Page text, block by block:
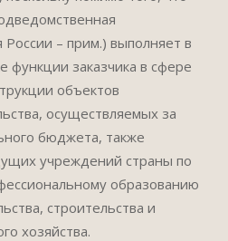
– прим.) выполняет в
функции заказчика в сфере
объектов
осуществляемых за
бюджета, также
учреждений страны по
образованию
строительства и
хозяйства.